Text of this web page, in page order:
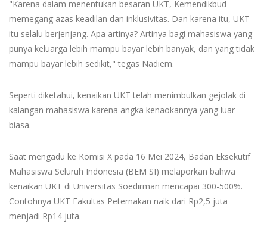
"Karena dalam menentukan besaran UKT, Kemendikbud
memegang azas keadilan dan inklusivitas. Dan karena itu, UKT
itu selalu berjenjang. Apa artinya? Artinya bagi mahasiswa yang
punya keluarga lebih mampu bayar lebih banyak, dan yang tidak
mampu bayar lebih sedikit," tegas Nadiem.
Seperti diketahui, kenaikan UKT telah menimbulkan gejolak di
kalangan mahasiswa karena angka kenaokannya yang luar
biasa.
Saat mengadu ke Komisi X pada 16 Mei 2024, Badan Eksekutif
Mahasiswa Seluruh Indonesia (BEM SI) melaporkan bahwa
kenaikan UKT di Universitas Soedirman mencapai 300-500%.
Contohnya UKT Fakultas Peternakan naik dari Rp2,5 juta
menjadi Rp14 juta.